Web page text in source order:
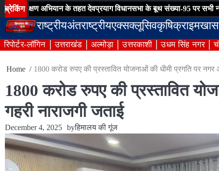
Skip
to
content
ब्रेकिंग
अभियान के तहत देवप्रयाग विधानसभा के बूथ संख्या-95 पर सभी नोटिसों का
राष्ट्रीयअंतराष्ट्रीयएक्सक्लूसिवकृषिक्राइम
रिपोर्टर-लॉगिन उत्तराखंड अल्मोड़ा उत्तरकाशी उधम सिंह नगर
Home 1800 करोड रुपए की प्रस्तावित योजनाओं की धीमी प्रगति पर नगर
1800 करोड रुपए की प्रस्तावित
गहरी नाराजगी जताई
December 4, 2025 byहिमालय की गूंज